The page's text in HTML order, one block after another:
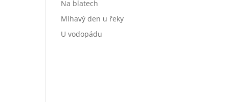
Na blatech
Mlhavý den u řeky
U vodopádu